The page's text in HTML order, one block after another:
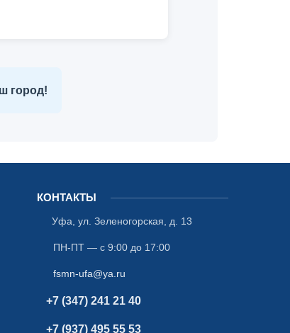
город!
КОНТАКТЫ
Уфа ул. Зеленогорская, д. 13
ПН-ПТ — с 9:00 до 17:00
fsmn-ufa@ya.ru
+7 (347) 241 21 40
+7 (937) 495 55 53